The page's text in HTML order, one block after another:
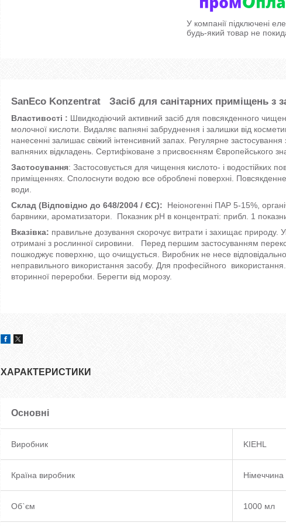
У компанії підключені
будь-який товар не
SanEco Konzentrat Засіб для санітарних приміщень з
Властивості : Швидкодіючий активний засіб для повсякденного
молочної кислоти. Видаляє вапняні забруднення і залишки від
нанесенні залишає свіжий інтенсивний запах. Регулярне
вапняних відкладень. Сертифіковане з присвоєнням Європейського
Застосування: Застосовується для чищення кислото- і водостійких
приміщеннях. Сполоснути водою все оброблені поверхні.
води.
Склад (Відповідно до 648/2004 / ЄС): Неіоногенні ПАР 5-15%,
барвники, ароматизатори. Показник pH в концентраті: прибл. 1
Вказівка: правильне дозування скорочує витрати і захищає природу.
отримані з рослинної сировини. Перед першим застосуванням
пошкоджує поверхню, що очищується. Виробник не несе
неправильного використання засобу. Для професійного
вторинної переробки. Берегти від морозу.
ХАРАКТЕРИСТИКИ
Основні
Виробник KIEHL
Країна виробник Німеччина
Об`єм 1000 мл